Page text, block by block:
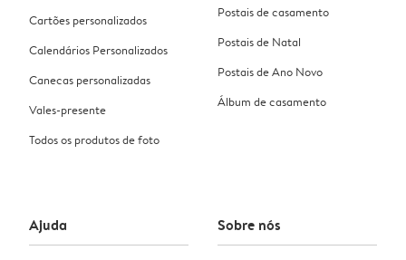
Cartões personalizados
Calendários Personalizados
Canecas personalizadas
Vales-presente
Todos os produtos de foto
Postais de casamento
Postais de Natal
Postais de Ano Novo
Álbum de casamento
Ajuda Sobre nós